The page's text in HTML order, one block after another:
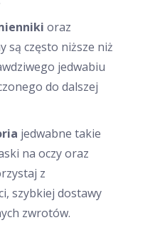
oraz
są często niższe niż
jedwabiu
do dalszej
jedwabne takie
na oczy oraz
z
szybkiej dostawy
zwrotów.